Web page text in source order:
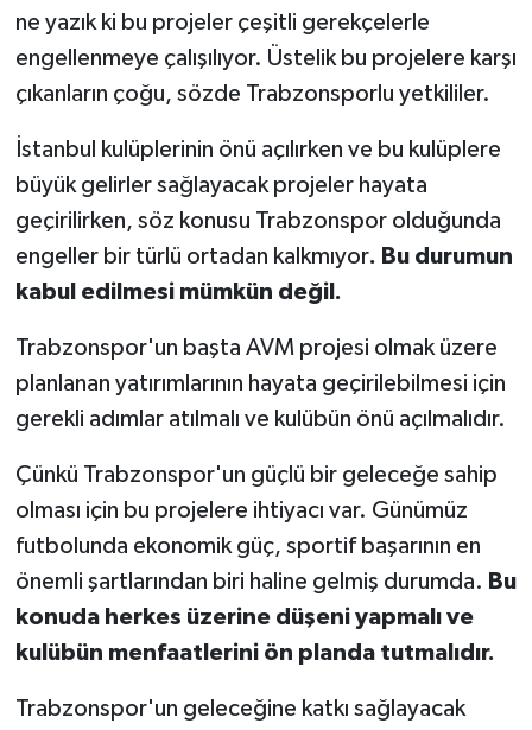
ne yazık ki bu projeler çeşitli gerekçelerle
engellenmeye çalışılıyor. Üstelik bu projelere karşı
çıkanların çoğu, sözde Trabzonsporlu yetkililer.
İstanbul kulüplerinin önü açılırken ve bu kulüplere
büyük gelirler sağlayacak projeler hayata
geçirilirken, söz konusu Trabzonspor olduğunda
engeller bir türlü ortadan kalkmıyor. Bu durumun
kabul edilmesi mümkün değil.
Trabzonspor'un başta AVM projesi olmak üzere
planlanan yatırımlarının hayata geçirilebilmesi için
gerekli adımlar atılmalı ve kulübün önü açılmalıdır.
Çünkü Trabzonspor'un güçlü bir geleceğe sahip
olması için bu projelere ihtiyacı var. Günümüz
futbolunda ekonomik güç, sportif başarının en
önemli şartlarından biri haline gelmiş durumda. Bu
konuda herkes üzerine düşeni yapmalı ve
kulübün menfaatlerini ön planda tutmalıdır.
Trabzonspor'un geleceğine katkı sağlayacak